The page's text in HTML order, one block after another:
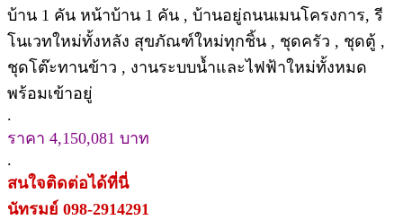
บ้าน 1 คัน หน้าบ้าน 1 คัน , บ้านอยู่ถนนเมนโครงการ, รี
โนเวทใหม่ทั้งหลัง สุขภัณฑ์ใหม่ทุกชิ้น , ชุดครัว , ชุดตู้ ,
ชุดโต๊ะทานข้าว , งานระบบน้ำและไฟฟ้าใหม่ทั้งหมด
พร้อมเข้าอยู่
.
ราคา 4,150,081 บาท
.
สนใจติดต่อได้ที่นี่
นัทรมย์ 098-2914291